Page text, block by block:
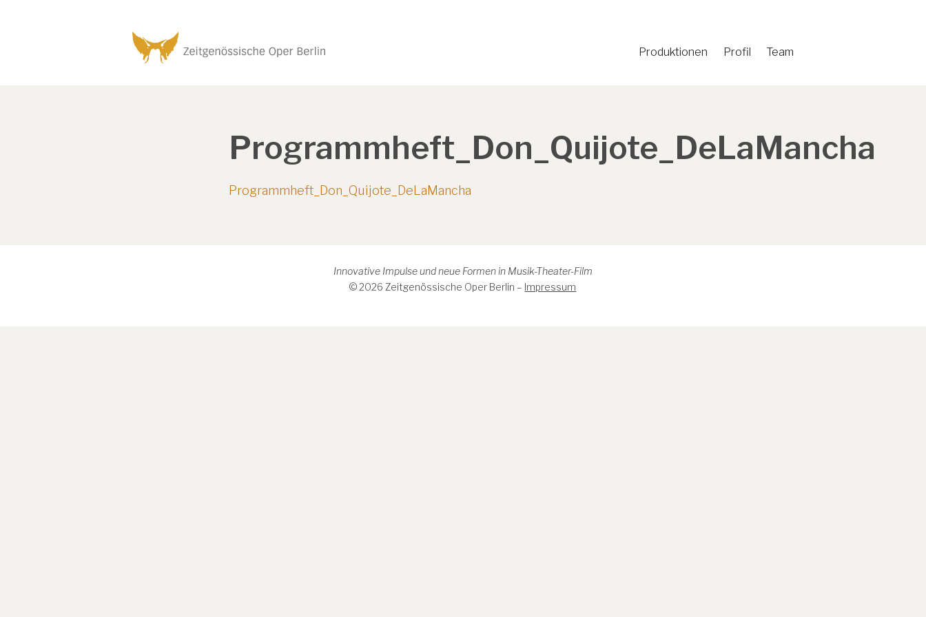
Produktionen Profil Team
Programmheft_Don_Quijote_DeLaMancha
Programmheft_Don_Quijote_DeLaMancha
Innovative Impulse und neue Formen in Musik-Theater-Film
© 2026 Zeitgenössische Oper Berlin – Impressum